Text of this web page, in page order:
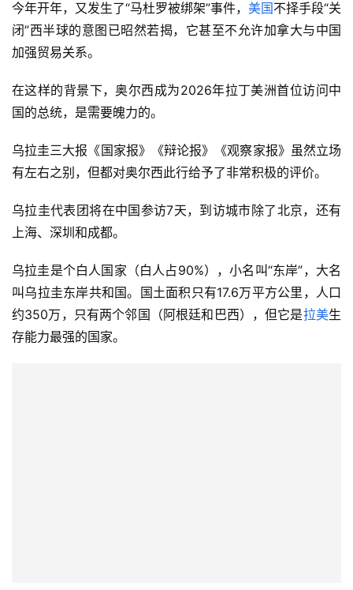
今年开年，又发生了“马杜罗被绑架”事件， 美国不择手段“关
闭”西半球的意图已昭然若揭，它甚至不允许加拿大与中国
加强贸易关系。
在这样的背景下，奥尔西成为2026年拉丁美洲首位访问中
国的总统，是需要魄力的。
乌拉圭三大报《国家报》《辩论报》《观察家报》虽然立场
有左右之别，但都对奥尔西此行给予了非常积极的评价。
乌拉圭代表团将在中国参访7天，到访城市除了北京，还有
上海、深圳和成都。
乌拉圭是个白人国家（白人占90%），小名叫“东岸”，大名
叫乌拉圭东岸共和国。国土面积只有17.6万平方公里，人口
约350万，只有两个邻国（阿根廷和巴西），但它是拉美生
存能力最强的国家。